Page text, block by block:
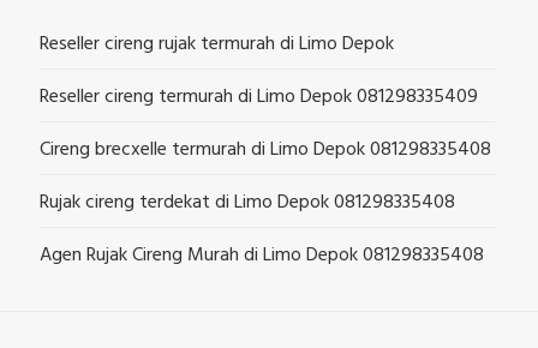
Reseller cireng rujak termurah di Limo Depok
Reseller cireng termurah di Limo Depok 081298335409
Cireng brecxelle termurah di Limo Depok 081298335408
Rujak cireng terdekat di Limo Depok 081298335408
Agen Rujak Cireng Murah di Limo Depok 081298335408